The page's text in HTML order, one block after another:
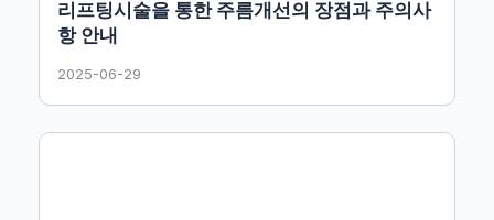
리프팅시술을 통한 주름개선의 장점과 주의사
항 안내
2025-06-29